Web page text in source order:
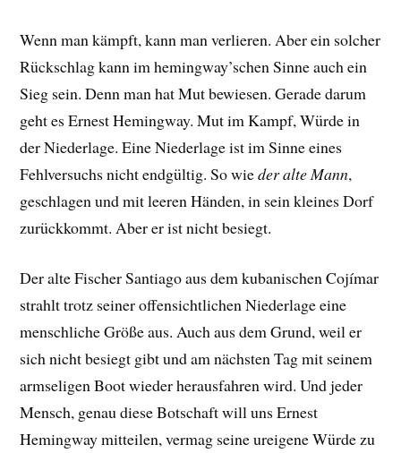
Wenn man kämpft, kann man verlieren. Aber ein solcher
Rückschlag kann im hemingway’schen Sinne auch ein
Sieg sein. Denn man hat Mut bewiesen. Gerade darum
geht es Ernest Hemingway. Mut im Kampf, Würde in
der Niederlage. Eine Niederlage ist im Sinne eines
Fehlversuchs nicht endgültig. So wieder alte Mann,
geschlagen und mit leeren Händen, in sein kleines Dorf
zurückkommt. Aber er ist nicht besiegt.
Der alte Fischer Santiago aus dem kubanischen Cojímar
strahlt trotz seiner offensichtlichen Niederlage eine
menschliche Größe aus. Auch aus dem Grund, weil er
sich nicht besiegt gibt und am nächsten Tag mit seinem
armseligen Boot wieder herausfahren wird. Und jeder
Mensch, genau diese Botschaft will uns Ernest
Hemingway mitteilen, vermag seine ureigene Würde zu